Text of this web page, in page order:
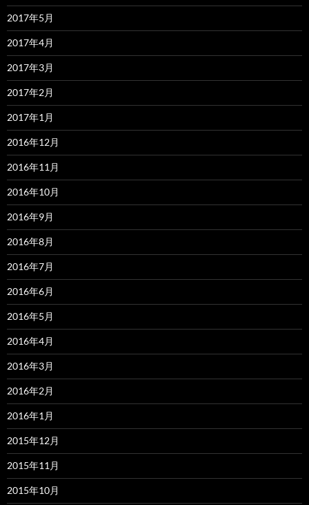
2017年5月
2017年4月
2017年3月
2017年2月
2017年1月
2016年12月
2016年11月
2016年10月
2016年9月
2016年8月
2016年7月
2016年6月
2016年5月
2016年4月
2016年3月
2016年2月
2016年1月
2015年12月
2015年11月
2015年10月